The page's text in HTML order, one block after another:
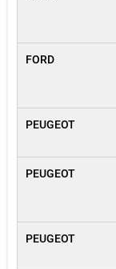
FORD
PEUGEOT
PEUGEOT
PEUGEOT